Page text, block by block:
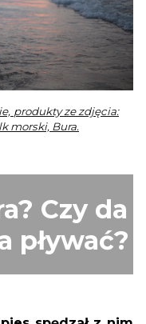
produkty ze zdjęcia:
morski, Bura.
Czy da
pływać?